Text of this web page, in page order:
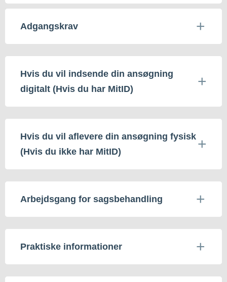
Adgangskrav
Hvis du vil indsende din ansøgning
digitalt (Hvis du har MitID)
Hvis du vil aflevere din ansøgning fysisk
(Hvis du ikke har MitID)
Arbejdsgang for sagsbehandling
Praktiske informationer